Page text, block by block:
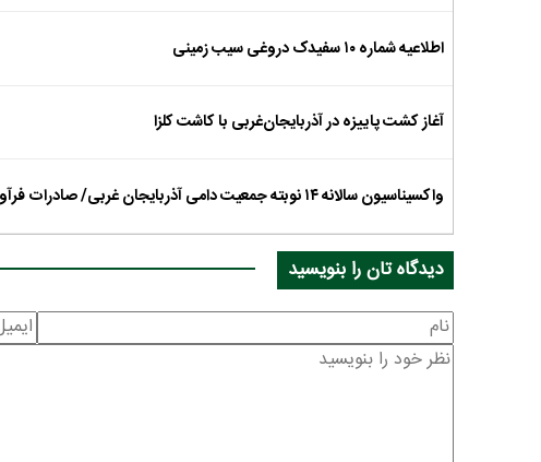
اطلاعیه شماره ۱۰ سفیدک دروغی سیب زمینی
آغاز کشت پاییزه در آذربایجان‌غربی با کاشت کلزا
واکسیناسیون سالانه ۱۴ نوبته جمعیت دامی آذربایجان غربی/ صادرات فرآورده‌های دامی به ۲۷ استان کشور
دیدگاه تان را بنویسید